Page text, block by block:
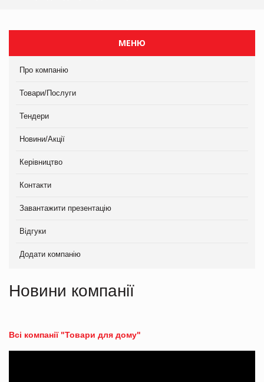
МЕНЮ
Про компанію
Товари/Послуги
Тендери
Новини/Акції
Керівництво
Контакти
Завантажити презентацію
Відгуки
Додати компанію
Новини компанії
Всі компанії "Товари для дому"